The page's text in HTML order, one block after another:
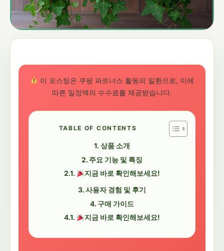
이 포스팅은 쿠팡 파트너스 활동의 일환으로, 이에
따른 일정액의 수수료를 제공받습니다.
TABLE OF CONTENTS
상품 소개
주요 기능 및 특징
지금 바로 확인해보세요!
사용자 경험 및 후기
구매 가이드
지금 바로 확인해보세요!